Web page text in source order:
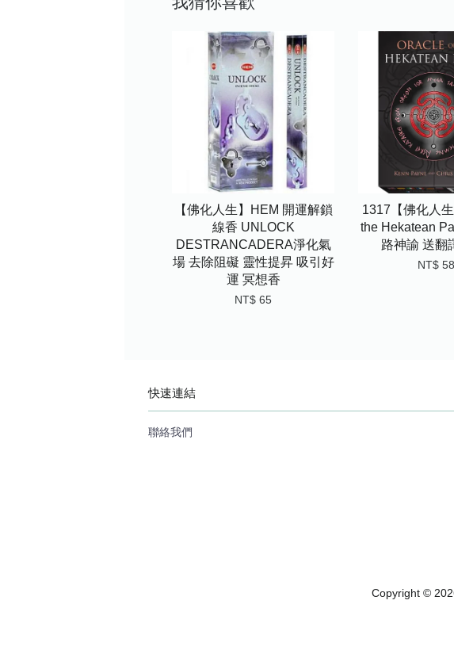
【佛化人生】HEM 開運解鎖
線香 UNLOCK
DESTRANCADERA淨化氣
場 去除阻礙 靈性提昇 吸引好
運 冥想香
NT$ 65
1317【佛化人
the Hekatean
路神諭 送翻
NT$
快速連結
聯絡我們
Copyright ©